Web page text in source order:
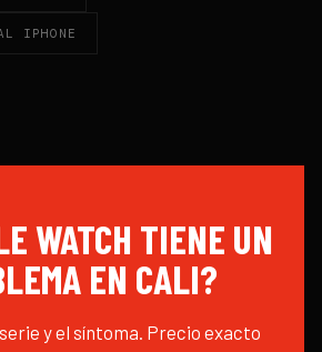
IPHONE
WATCH TIENE UN
EN CALI?
y el síntoma. Precio exacto